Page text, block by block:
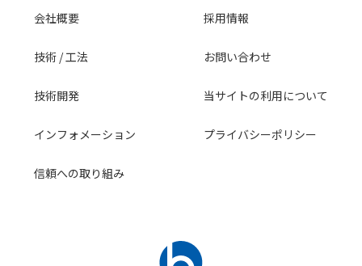
会社概要
技術 / 工法
技術開発
インフォメーション
信頼への取り組み
採用情報
お問い合わせ
当サイトの利用について
プライバシーポリシー